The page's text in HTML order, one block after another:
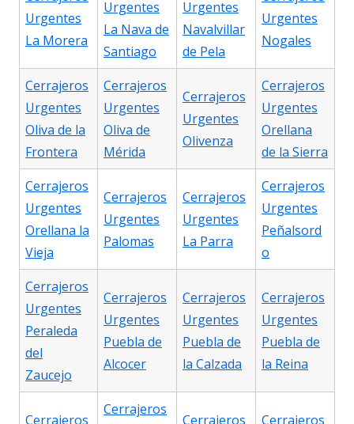
Urgentes
La Morera
Urgentes
La Nava de
Santiago
Urgentes
Navalvillar
de Pela
Urgentes
Nogales
Cerrajeros
Urgentes
Oliva de la
Frontera
Cerrajeros
Urgentes
Oliva de
Mérida
Cerrajeros
Urgentes
Olivenza
Cerrajeros
Urgentes
Orellana
de la Sierra
Cerrajeros
Urgentes
Orellana la
Vieja
Cerrajeros
Urgentes
Palomas
Cerrajeros
Urgentes
La Parra
Cerrajeros
Urgentes
Peñalsord
o
Cerrajeros
Urgentes
Peraleda
del
Zaucejo
Cerrajeros
Urgentes
Puebla de
Alcocer
Cerrajeros
Urgentes
Puebla de
la Calzada
Cerrajeros
Urgentes
Puebla de
la Reina
Cerrajeros
Cerrajeros
Cerrajeros
Cerrajeros